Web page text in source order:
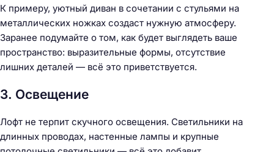
К примеру, уютный диван в сочетании с стульями на
металлических ножках создаст нужную атмосферу.
Заранее подумайте о том, как будет выглядеть ваше
пространство: выразительные формы, отсутствие
лишних деталей — всё это приветствуется.
3. Освещение
Лофт не терпит скучного освещения. Светильники на
длинных проводах, настенные лампы и крупные